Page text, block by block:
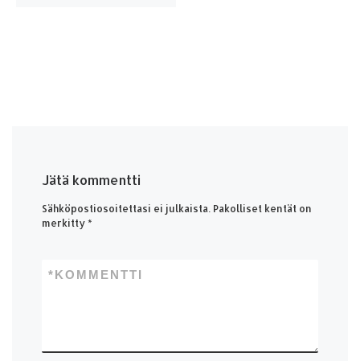
Jätä kommentti
Sähköpostiosoitettasi ei julkaista. Pakolliset kentät on
merkitty*
KOMMENTTI
*